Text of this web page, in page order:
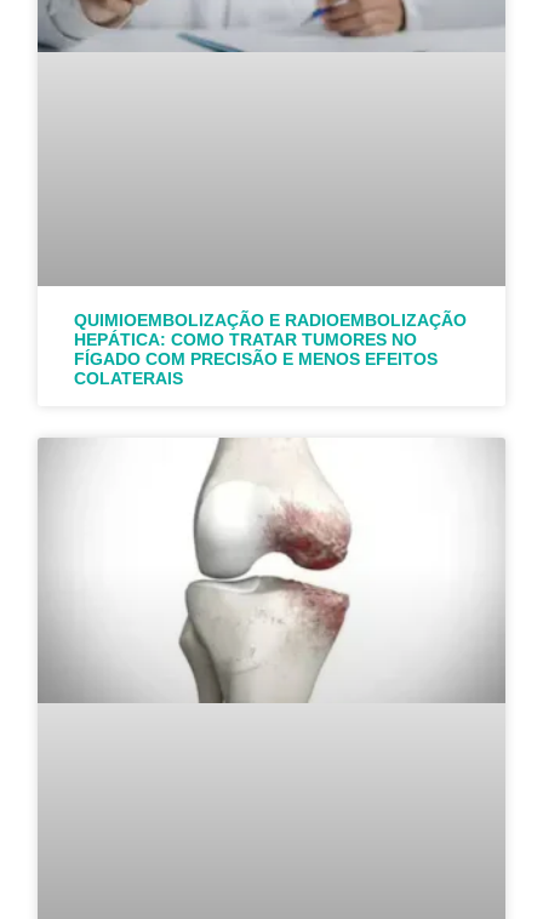
QUIMIOEMBOLIZAÇÃO E RADIOEMBOLIZAÇÃO
HEPÁTICA: COMO TRATAR TUMORES NO
FÍGADO COM PRECISÃO E MENOS EFEITOS
COLATERAIS